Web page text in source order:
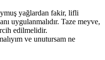
yağlardan fakir, lifli
uygulanmalıdır. Taze meyve,
edilmelidir.
ve unutursam ne